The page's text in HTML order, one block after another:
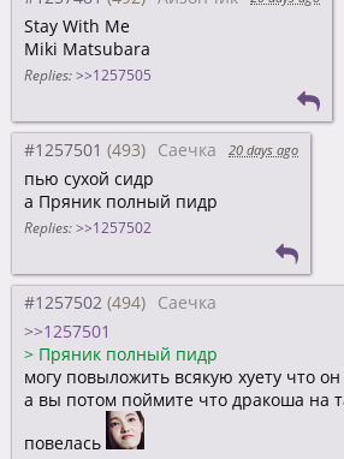
Stay With Me
Miki Matsubara
Replies: >>1257505
#1257501 Саечка 20 days ago
пью сухой сидр
а Пряник полный пидр
Replies: >>1257502
#1257502 Саечка
>>1257501
> Пряник полный пидр
могу повыложить всякую хуету что
а вы потом поймите что дракоша на
повелась